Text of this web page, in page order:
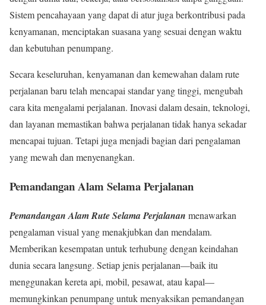
Sistem pencahayaan yang dapat di atur juga berkontribusi pada
kenyamanan, menciptakan suasana yang sesuai dengan waktu
dan kebutuhan penumpang.
Secara keseluruhan, kenyamanan dan kemewahan dalam rute
perjalanan baru telah mencapai standar yang tinggi, mengubah
cara kita mengalami perjalanan. Inovasi dalam desain, teknologi,
dan layanan memastikan bahwa perjalanan tidak hanya sekadar
mencapai tujuan. Tetapi juga menjadi bagian dari pengalaman
yang mewah dan menyenangkan.
Pemandangan Alam Selama Perjalanan
Pemandangan Alam Rute Selama Perjalanan menawarkan
pengalaman visual yang menakjubkan dan mendalam.
Memberikan kesempatan untuk terhubung dengan keindahan
dunia secara langsung. Setiap jenis perjalanan—baik itu
menggunakan kereta api, mobil, pesawat, atau kapal—
memungkinkan penumpang untuk menyaksikan pemandangan